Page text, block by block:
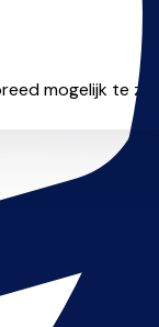
mogelijk te zijn...